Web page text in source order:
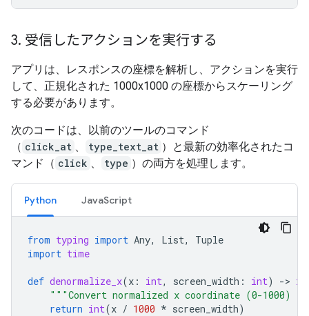
3. 受信したアクションを実行する
アプリは、レスポンスの座標を解析し、アクションを実行
して、正規化された 1000x1000 の座標からスケーリング
する必要があります。
次のコードは、以前のツールのコマンド
（ click_at 、 type_text_at ）と最新の効率化されたコ
マンド（ click 、 type ）の両方を処理します。
Python JavaScript
from typing import Any, List,
Tuple
import time
def denormalize_x(x : int, screen_width : int) ->
"""Convert normalized x coordinate (0-1000)
return int(x / 1000 * screen_width)